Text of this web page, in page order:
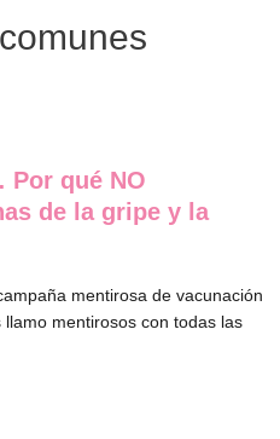
qué NO
de la gripe y la
mentirosa de vacunación
mentirosos con todas las